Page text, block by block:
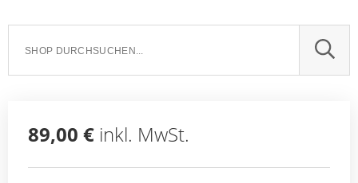
89,00 € inkl. MwSt.